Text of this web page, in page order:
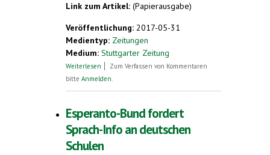
Link zum Artikel: (Papierausgabe)
Veröffentlichung: 2017-05-31
Medientyp: Zeitungen
Medium: Stuttgarter Zeitung
Weiterlesen über Schüler sollen mehr über Esperanto
Zum Verfassen von Kommentaren
bitte Anmelden.
Esperanto-Bund fordert
Sprach-Info an deutschen
Schulen